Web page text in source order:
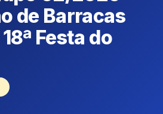
de Barracas
Festa do